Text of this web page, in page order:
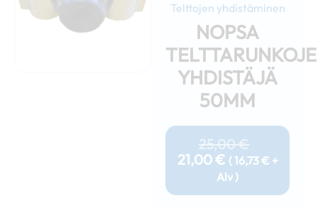
Telttojen yhdistäminen
NOPSA
YHDISTÄJÄ
50MM
25,00€
Hinta
25,00 €.
21,00 €
On:
21,00 €.
(16,73€ +
Alv )